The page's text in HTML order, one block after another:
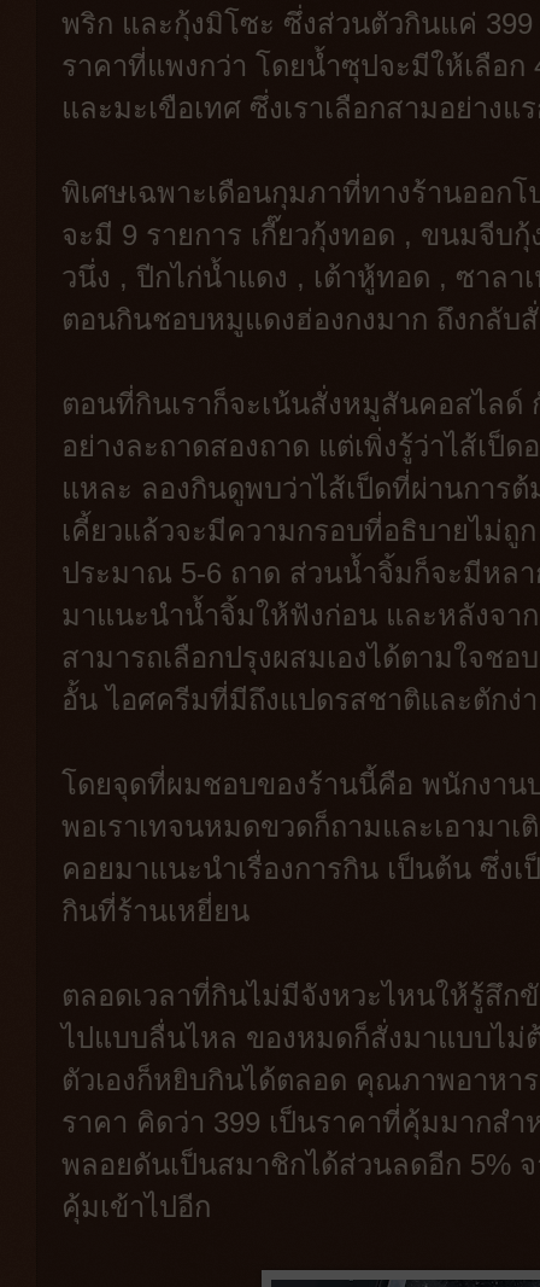
พริก และกุ้งมิโซะ ซึ่งส่วนตัวกินแค่
ราคาที่แพงกว่า โดยน้ำซุปจะมีให้เลือ
และมะเขือเทศ ซึ่งเราเลือกสามอย่าง
พิเศษเฉพาะเดือนกุมภาที่ทางร้านออก
จะมี 9 รายการ เกี๊ยวกุ้งทอด , ขนมจีบ
วนึ่ง , ปีกไก่น้ำแดง , เต้าหู้ทอด , ซาลา
ตอนกินชอบหมูแดงฮ่องกงมาก ถึงกลับ
ตอนที่กินเราก็จะเน้นสั่งหมูสันคอสไลด์
อย่างละถาดสองถาด แต่เพิ่งรู้ว่าไส้เป็
แหละ ลองกินดูพบว่าไส้เป็ดที่ผ่านการ
เคี้ยวแล้วจะมีความกรอบที่อธิบายไม่ถู
ประมาณ 5-6 ถาด ส่วนน้ำจิ้มก็จะมีหล
มาแนะนำน้ำจิ้มให้ฟังก่อน และหลังจา
สามารถเลือกปรุงผสมเองได้ตามใจช
อั้น ไอศครีมที่มีถึงแปดรสชาติและตักง่
โดยจุดที่ผมชอบของร้านนี้คือ พนักงาน
พอเราเทจนหมดขวดก็ถามและเอามาเ
คอยมาแนะนำเรื่องการกิน เป็นต้น ซึ่ง
กินที่ร้านเหยี่ยน
ตลอดเวลาที่กินไม่มีจังหวะไหนให้รู้สึก
ไปแบบลื่นไหล ของหมดก็สั่งมาแบบไม่
ตัวเองก็หยิบกินได้ตลอด คุณภาพอาห
ราคา คิดว่า 399 เป็นราคาที่คุ้มมากส
พลอยดันเป็นสมาชิกได้ส่วนลดอีก 5% จ
คุ้มเข้าไปอีก